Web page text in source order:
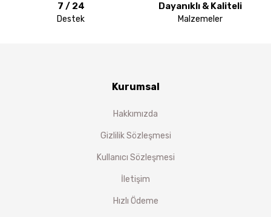
7 / 24
Destek
Dayanıklı & Kaliteli
Malzemeler
Kurumsal
Hakkımızda
Gizlilik Sözleşmesi
Kullanıcı Sözleşmesi
İletişim
Hızlı Ödeme